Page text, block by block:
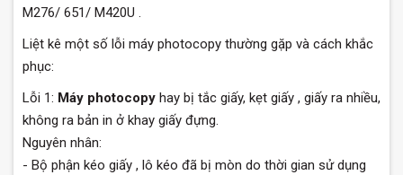
M276/ 651/ M420U .
Liệt kê một số lỗi máy photocopy thường gặp và cách khắc
phục:
Lỗi 1: Máy photocopy hay bị tắc giấy, kẹt giấy , giấy ra nhiều,
không ra bản in ở khay giấy đựng.
Nguyên nhân:
- Bộ phận kéo giấy , lô kéo đã bị mòn do thời gian sử dụng